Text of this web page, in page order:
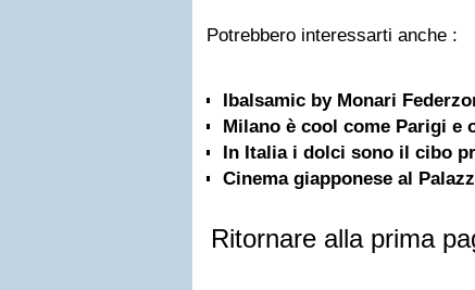
Potrebbero interessarti anche :
Ibalsamic by Monari
Milano è cool come Parigi e
In Italia i dolci sono il cibo
Cinema giapponese al
Ritornare alla prima